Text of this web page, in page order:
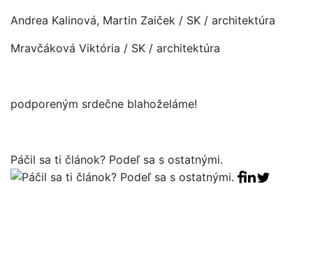
Andrea Kalinová, Martin Zaiček / SK / architektúra
Mravčáková Viktória / SK / architektúra
podporeným srdečne blahoželáme!
Páčil sa ti článok? Podeľ sa s ostatnými.
Facebook
Linkedin
Tweet